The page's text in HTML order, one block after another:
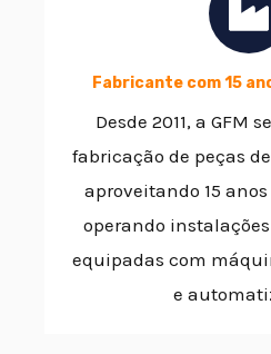
Fabricante com 15
Desde 2011, a GFM
fabricação de peças
aproveitando 15
operando
equipadas com
e